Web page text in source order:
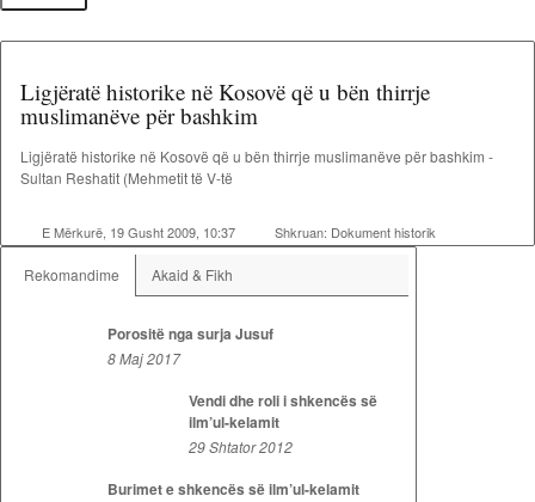
Ligjëratë historike në Kosovë që u bën thirrje
muslimanëve për bashkim
Ligjëratë historike në Kosovë që u bën thirrje muslimanëve për bashkim -
Sultan Reshatit (Mehmetit të V-të
E Mërkurë, 19 Gusht 2009, 10:37 Shkruan: Dokument historik
Rekomandime Akaid & Fikh
Porositë nga surja Jusuf
8 Maj 2017
Vendi dhe roli i shkencës së
ilm’ul-kelamit
29 Shtator 2012
Burimet e shkencës së ilm’ul-kelamit